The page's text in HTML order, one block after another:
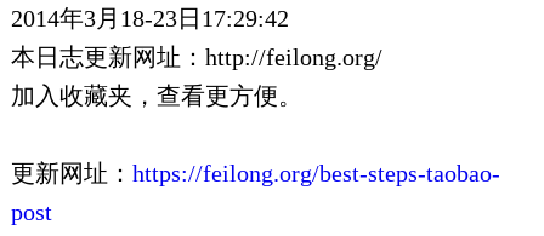
2014年3月18-23日17:29:42
本日志更新网址：http://feilong.org/
加入收藏夹，查看更方便。
更新网址： https://feilong.org/best-steps-taobao-
post